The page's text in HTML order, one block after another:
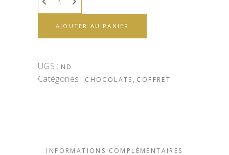
AJOUTER AU PANIER
UGS : ND
Catégories : CHOCOLATS , COFFRET
INFORMATIONS COMPLÉMENTAIRES